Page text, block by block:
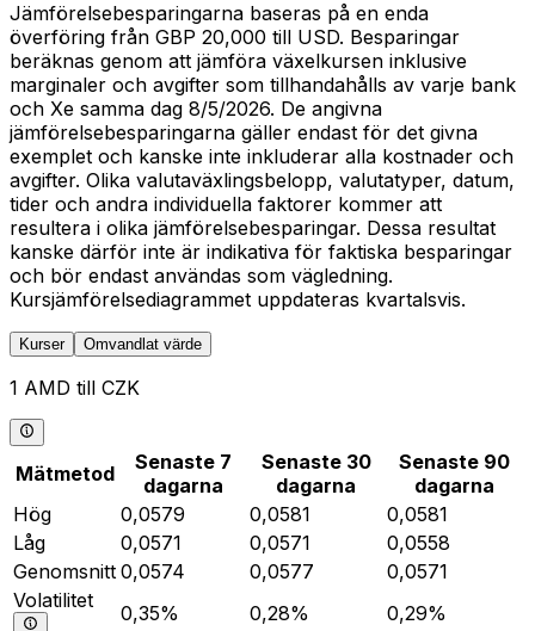
Jämförelsebesparingarna baseras på en enda
överföring från GBP 20,000 till USD. Besparingar
beräknas genom att jämföra växelkursen inklusive
marginaler och avgifter som tillhandahålls av varje bank
och Xe samma dag 8/5/2026. De angivna
jämförelsebesparingarna gäller endast för det givna
exemplet och kanske inte inkluderar alla kostnader och
avgifter. Olika valutaväxlingsbelopp, valutatyper, datum,
tider och andra individuella faktorer kommer att
resultera i olika jämförelsebesparingar. Dessa resultat
kanske därför inte är indikativa för faktiska besparingar
och bör endast användas som vägledning.
Kursjämförelsediagrammet uppdateras kvartalsvis.
Kurser Omvandlat värde
1 AMD till CZK
Mätmetod
Senaste 7
dagarna
Senaste 30
dagarna
Senaste 90
dagarna
Hög
0,0579 0,0581
0,0581
Låg
0,0571 0,0571
0,0558
Genomsnitt 0,0574 0,0577
0,0571
Volatilitet
0,35% 0,28% 0,29%